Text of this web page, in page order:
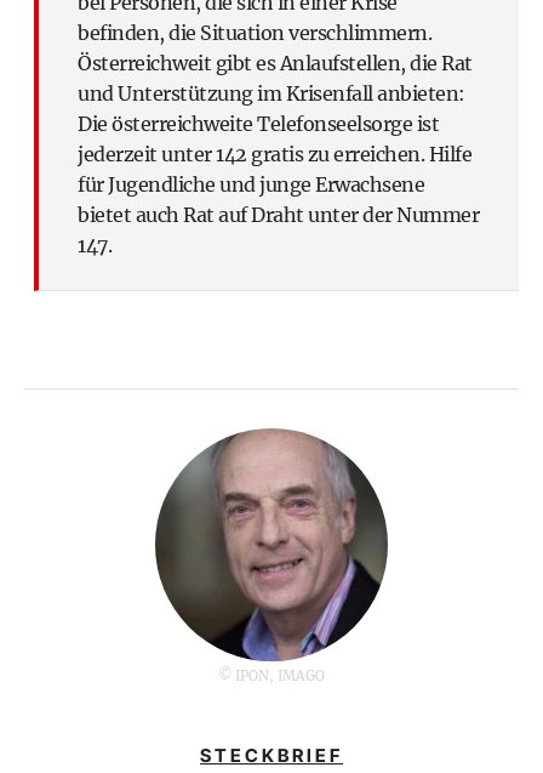
befinden, die Situation verschlimmern.
Österreichweit gibt es Anlaufstellen, die Rat
und Unterstützung im Krisenfall anbieten:
Die österreichweite Telefonseelsorge ist
jederzeit unter 142 gratis zu erreichen. Hilfe
für Jugendliche und junge Erwachsene
bietet auch Rat auf Draht unter der Nummer
147.
© IPON, IMAGO
STECKBRIEF